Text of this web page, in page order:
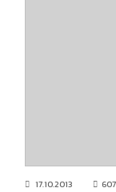
17.10.2013